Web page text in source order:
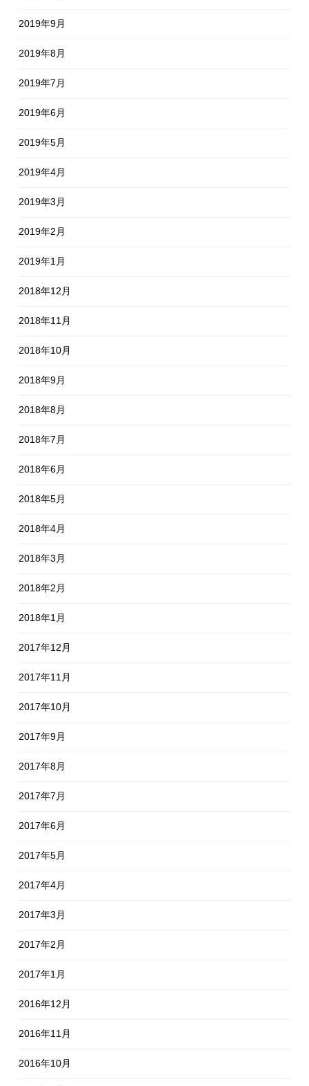
2019年9月
2019年8月
2019年7月
2019年6月
2019年5月
2019年4月
2019年3月
2019年2月
2019年1月
2018年12月
2018年11月
2018年10月
2018年9月
2018年8月
2018年7月
2018年6月
2018年5月
2018年4月
2018年3月
2018年2月
2018年1月
2017年12月
2017年11月
2017年10月
2017年9月
2017年8月
2017年7月
2017年6月
2017年5月
2017年4月
2017年3月
2017年2月
2017年1月
2016年12月
2016年11月
2016年10月